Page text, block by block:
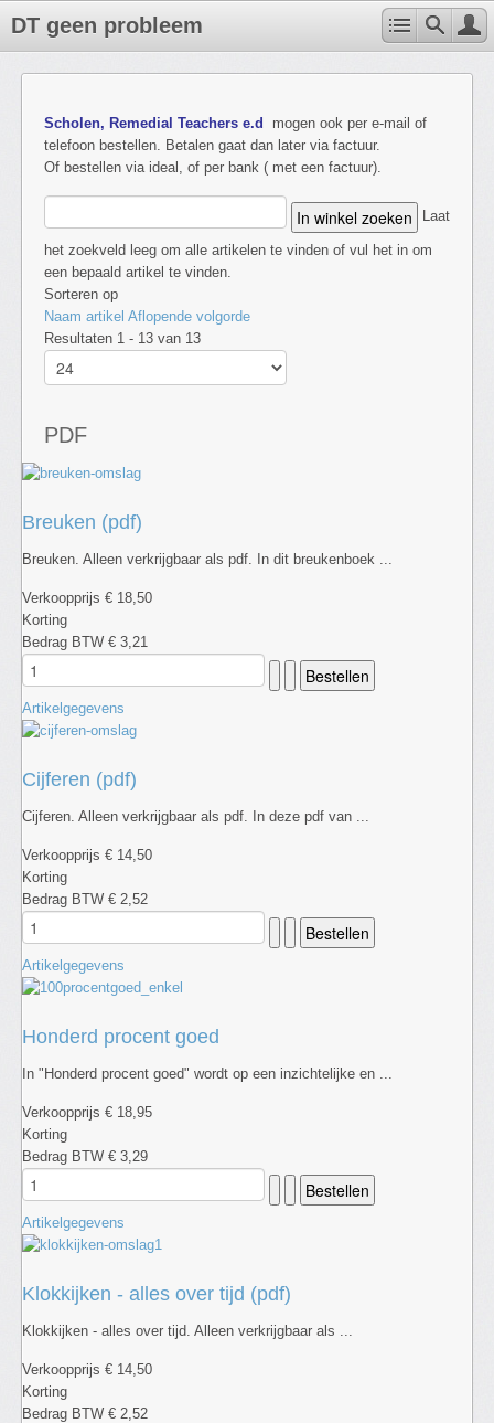
DT geen probleem
Scholen, Remedial Teachers e.d
mogen ook per e-mail of
telefoon bestellen. Betalen gaat dan later via factuur.
Of bestellen via ideal, of per bank ( met een factuur).
Laat
het zoekveld leeg om alle artikelen te vinden of vul het in om
een bepaald artikel te vinden.
Sorteren op
Naam artikel Aflopende volgorde
Resultaten 1 - 13 van 13
PDF
Breuken (pdf)
Breuken. Alleen verkrijgbaar als pdf. In dit breukenboek ...
Verkoopprijs € 18,50
Korting
Bedrag BTW € 3,21
Artikelgegevens
Cijferen (pdf)
Cijferen. Alleen verkrijgbaar als pdf. In deze pdf van ...
Verkoopprijs € 14,50
Korting
Bedrag BTW € 2,52
Artikelgegevens
Honderd procent goed
In "Honderd procent goed" wordt op een inzichtelijke en ...
Verkoopprijs € 18,95
Korting
Bedrag BTW € 3,29
Artikelgegevens
Klokkijken - alles over tijd (pdf)
Klokkijken - alles over tijd. Alleen verkrijgbaar als ...
Verkoopprijs € 14,50
Korting
Bedrag BTW € 2,52